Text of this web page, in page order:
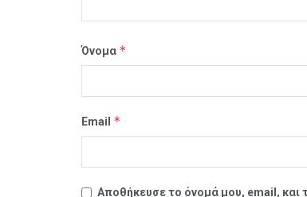
Όνομα *
Email *
Αποθήκευσε το όνομά μου, email, και